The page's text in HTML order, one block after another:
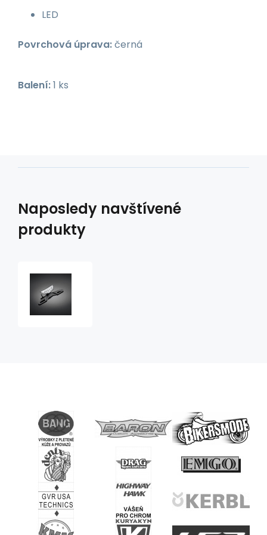
LED
Povrchová úprava:černá
Balení:1 ks
Naposledy navštívené
produkty